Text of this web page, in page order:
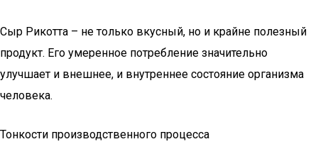
Сыр Рикотта – не только вкусный, но и крайне полезный
продукт. Его умеренное потребление значительно
улучшает и внешнее, и внутреннее состояние организма
человека.
Тонкости производственного процесса